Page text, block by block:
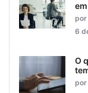
por
6
O
por